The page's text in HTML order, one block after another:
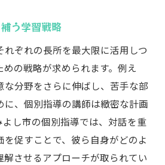
軟な教材選び
達成を見据えた計画
に合わせた授業進行
活用した豊富な学習体験
ズに即応できる指導
合わせた個別指導の効果
徒のモチベーションを引き出
う学習戦略
ぞれの長所を最大限に活用しつ
の戦略が求められます。例え
な分野をさらに伸ばし、苦手な部
に、個別指導の講師は緻密な計画
よし市の個別指導では、対話を重
促すことで、彼ら自身がどのよ
解させるアプローチが取られてい